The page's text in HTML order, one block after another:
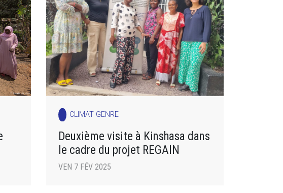
CLIMAT GENRE
Deuxième visite à Kinshasa dans
le cadre du projet REGAIN
VEN 7 FÉV 2025